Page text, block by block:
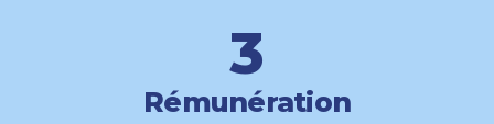
0
6
7
3
4
Rémunération
0